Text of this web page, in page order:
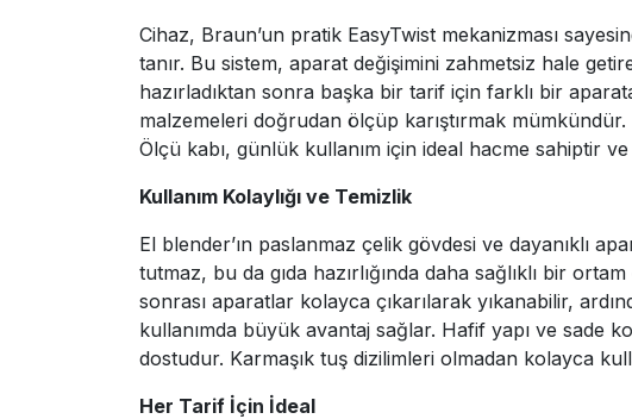
Cihaz, Braun’un pratik EasyTwist mekanizması
tanır. Bu sistem, aparat değişimini zahmetsiz hale
hazırladıktan sonra başka bir tarif için farklı bir
malzemeleri doğrudan ölçüp karıştırmak
Ölçü kabı, günlük kullanım için ideal hacme sahiptir
Kullanım Kolaylığı ve Temizlik
El blender’ın paslanmaz çelik gövdesi ve dayanıklı
tutmaz, bu da gıda hazırlığında daha sağlıklı bir
sonrası aparatlar kolayca çıkarılarak yıkanabilir,
kullanımda büyük avantaj sağlar. Hafif yapı ve sade
dostudur. Karmaşık tuş dizilimleri olmadan kolayca
Her Tarif İçin İdeal